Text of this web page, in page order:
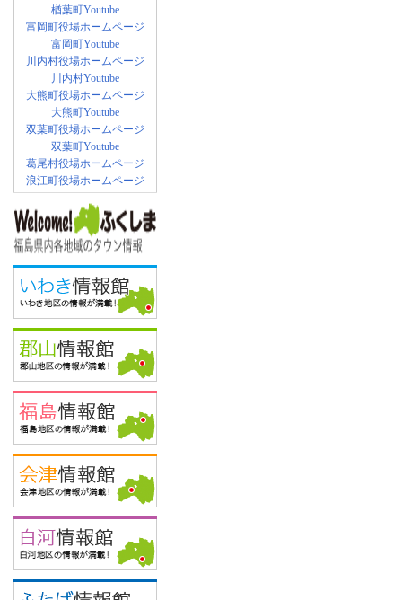
楢葉町Youtube
富岡町役場ホームページ
富岡町Youtube
川内村役場ホームページ
川内村Youtube
大熊町役場ホームページ
大熊町Youtube
双葉町役場ホームページ
双葉町Youtube
葛尾村役場ホームページ
浪江町役場ホームページ